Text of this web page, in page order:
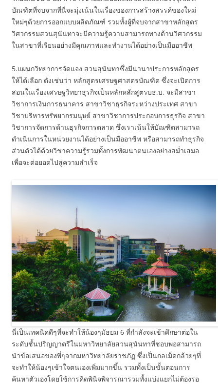
บัณฑิตที่จบจากที่นี่จะมุ่งเน้นในเรื่องของการสร้างสรรค์ของใหม่
ใหม่ๆด้วยการออกแบบผลิตภัณฑ์ รวมทั้งผู้ที่จบจากสาขาหลักสูตร
วิศวกรรมสวนสุนันทาจะมีความรู้ความสามารถทางด้านวิศวกรรม
ในสาขาที่เรียนอย่างมีคุณภาพและทำงานได้อย่างเป็นมืออาชีพ
5.แผนกวิทยาการจัดแจง สวนสุนันทาซึ่งมีนานาประการหลักสูตร
ให้ได้เลือก ดังเช่นว่า หลักสูตรเศรษฐศาสตรบัณฑิต ซึ่งจะเปิดการ
สอนในเรื่องเศรษฐวิทยาธุรกิจเป็นหลักหลักสูตรบธ.บ. จะมีสาขา
วิชาการเงินการธนาคาร สาขาวิชาธุรกิจระหว่างประเทศ สาขา
วิชาบริหารทรัพยากรมนุษย์ สาขาวิชาการประกอบการธุรกิจ สาขา
วิชาการจัดการด้านธุรกิจการตลาด ซึ่งเราเน้นให้บัณฑิตสามารถ
ดำเนินการในหน่วยงานได้อย่างเป็นมืออาชีพ หรือสามารถทำธุรกิจ
ส่วนตัวได้ด้วยวิชาความรู้รวมทั้งการพัฒนาตนเองอย่างสม่ำเสมอ
เพื่อจะต่อยอดไปสู่ความสำเร็จ
นี่เป็นเทคนิคดีๆที่จะทำให้น้องๆมัธยม 6 ที่กำลังจะเข้าศึกษาต่อใน
ระดับชั้นปริญญาตรีในมหาวิทยาลัยสวนสุนันทาที่ชอบพอสามารถ
นำข้อเสนอของพี่ๆจากมหาวิทยาลัยราชภัฏ ซึ่งเป็นกลเม็ดกล้วยๆที่
จะทำให้น้องๆเข้าใจตนเองเพิ่มมากขึ้น รวมทั้งเป็นขั้นตอนการ
ค้นหาตัวเองโดยใช้การคิดพินิจพิจารณารวมทั้งแบ่งแยกไม่ต้องรอ